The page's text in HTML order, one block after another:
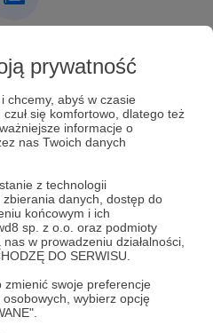
prywatność
chcemy, abyś w czasie
się komfortowo, dlatego też
informacje o
nas Twoich danych
z technologii
danych, dostęp do
końcowym i ich
sp. z o.o. oraz podmioty
w prowadzeniu działalności,
DO SERWISU.
swoje preferencje
wybierz opcję
żadnych postów
Patronów!